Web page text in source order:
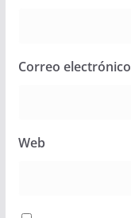
Correo electrónico
Web